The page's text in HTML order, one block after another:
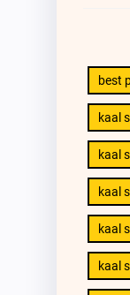
best
kaal
kaal
kaal
kaal
kaal